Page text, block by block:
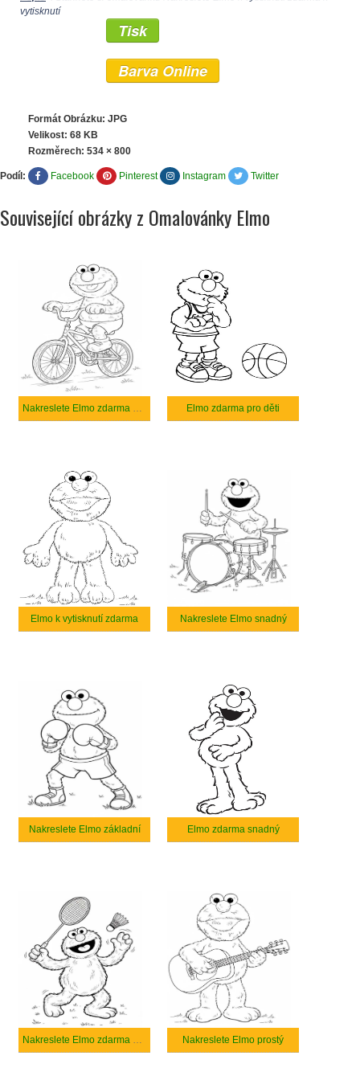
vytisknutí
Tisk
Barva Online
Formát Obrázku: JPG
Velikost: 68 KB
Rozměrech: 534 × 800
Podíl: Facebook Pinterest Instagram Twitter
Související obrázky z Omalovánky Elmo
Nakreslete Elmo zdarma pro děti Elmo zdarma pro děti
Elmo k vytisknutí zdarma Nakreslete Elmo snadný
Nakreslete Elmo základní Elmo zdarma snadný
Nakreslete Elmo zdarma snadný Nakreslete Elmo prostý